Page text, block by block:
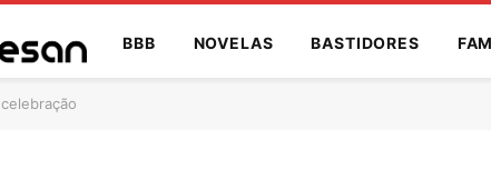
BBB NOVELAS BASTIDORES
celebração